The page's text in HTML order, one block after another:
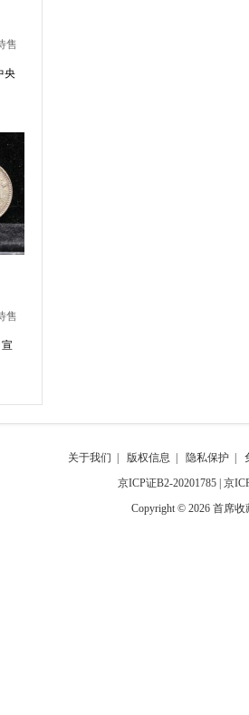
售
央
售
关于我们 版权信息 隐私保护
京ICP证B2-20201785 京
Copyright © 2026 首席收